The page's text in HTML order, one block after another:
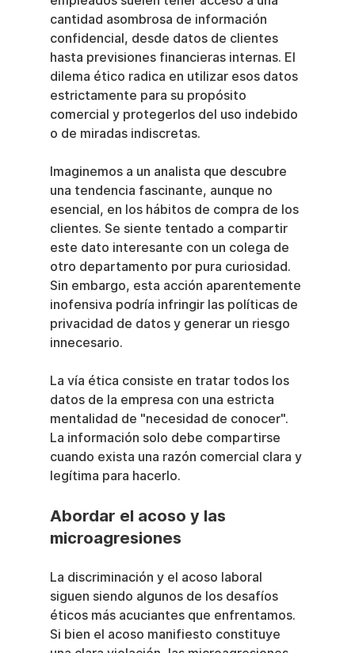
cantidad asombrosa de información
confidencial, desde datos de clientes
hasta previsiones financieras internas. El
dilema ético radica en utilizar esos datos
estrictamente para su propósito
comercial y protegerlos del uso indebido
o de miradas indiscretas.
Imaginemos a un analista que descubre
una tendencia fascinante, aunque no
esencial, en los hábitos de compra de los
clientes. Se siente tentado a compartir
este dato interesante con un colega de
otro departamento por pura curiosidad.
Sin embargo, esta acción aparentemente
inofensiva podría infringir las políticas de
privacidad de datos y generar un riesgo
innecesario.
La vía ética consiste en tratar todos los
datos de la empresa con una estricta
mentalidad de "necesidad de conocer".
La información solo debe compartirse
cuando exista una razón comercial clara y
legítima para hacerlo.
Abordar el acoso y las
microagresiones
La discriminación y el acoso laboral
siguen siendo algunos de los desafíos
éticos más acuciantes que enfrentamos.
Si bien el acoso manifiesto constituye